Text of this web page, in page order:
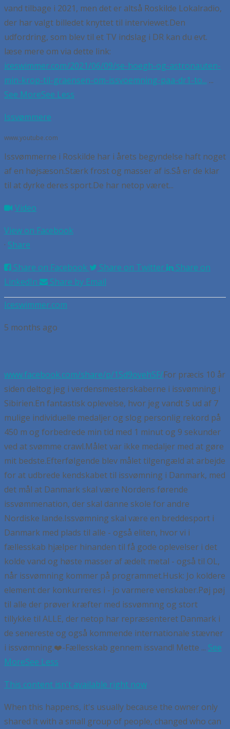
vand tilbage i 2021, men det er altså Roskilde Lokalradio,
der har valgt billedet knyttet til interviewet.Den
udfordring, som blev til et TV indslag i DR kan du evt.
læse mere om via dette link:
iceswimmer.com/2021/06/09/se-hoegh-og-astronauten-
min-krop-til-graensen-om-issvoemning-paa-dr1-to... ...
See MoreSee Less
Issvømmere
www.youtube.com
Issvømmerne i Roskilde har i årets begyndelse haft noget
af en højsæson.Stærk frost og masser af is.Så er de klar
til at dyrke deres sport.De har netop været...
Video
View on Facebook
· Share
Share on Facebook
Share on Twitter
Share on
LinkedIn
Share by Email
Iceswimmer.com
5 months ago
www.facebook.com/share/p/1Sd9ovehSF/For præcis 10 år
siden deltog jeg i verdensmesterskaberne i issvømning i
Sibirien.En fantastisk oplevelse, hvor jeg vandt 5 ud af 7
mulige individuelle medaljer og slog personlig rekord på
450 m og forbedrede min tid med 1 minut og 9 sekunder
ved at svømme crawl.Målet var ikke medaljer med at gøre
mit bedste.Efterfølgende blev målet tilgengæld at arbejde
for at udbrede kendskabet til issvømning i Danmark, med
det mål at Danmark skal være Nordens førende
issvømmenation, der skal danne skole for andre
Nordiske lande.Issvømning skal være en breddesport i
Danmark med plads til alle - også eliten, hvor vi i
fællesskab hjælper hinanden til få gode oplevelser i det
kolde vand og høste masser af ædelt metal - også til OL,
når issvømning kommer på programmet.Husk: Jo koldere
element der konkurreres i - jo varmere venskaber.Pøj pøj
til alle der prøver kræfter med issvømnng og stort
tillykke til ALLE, der netop har repræsenteret Danmark i
de senereste og også kommende internationale stævner
i issvømning.❤️-Fællesskab gennem issvand! Mette ... See
MoreSee Less
This content isn't available right now
When this happens, it's usually because the owner only
shared it with a small group of people, changed who can